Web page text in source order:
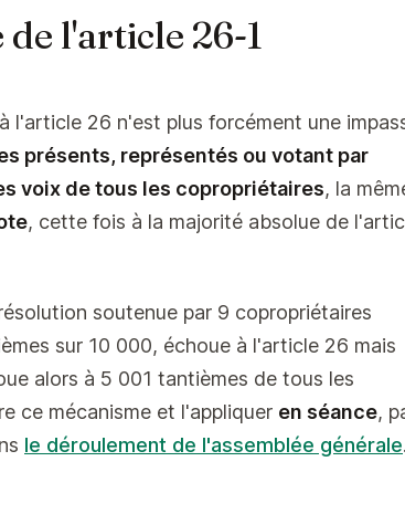
de l'article 26-1
l'article 26 n'est plus forcément une
présents, représentés ou votant par
voix de tous les copropriétaires, la
, cette fois à la majorité absolue de
soutenue par 9 copropriétaires
sur 10 000, échoue à l'article 26 mais
alors à 5 001 tantièmes de tous les
ce mécanisme et l'appliquer en séance,
le déroulement de l'assemblée générale